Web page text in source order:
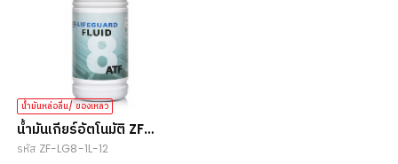
น้ำมันหล่อลื่น/ ของเหลว
น้ำมันเกียร์อัตโนมัติ ZF
Lifeguard Fluid 8
รหัส ZF-LG8-1L-12